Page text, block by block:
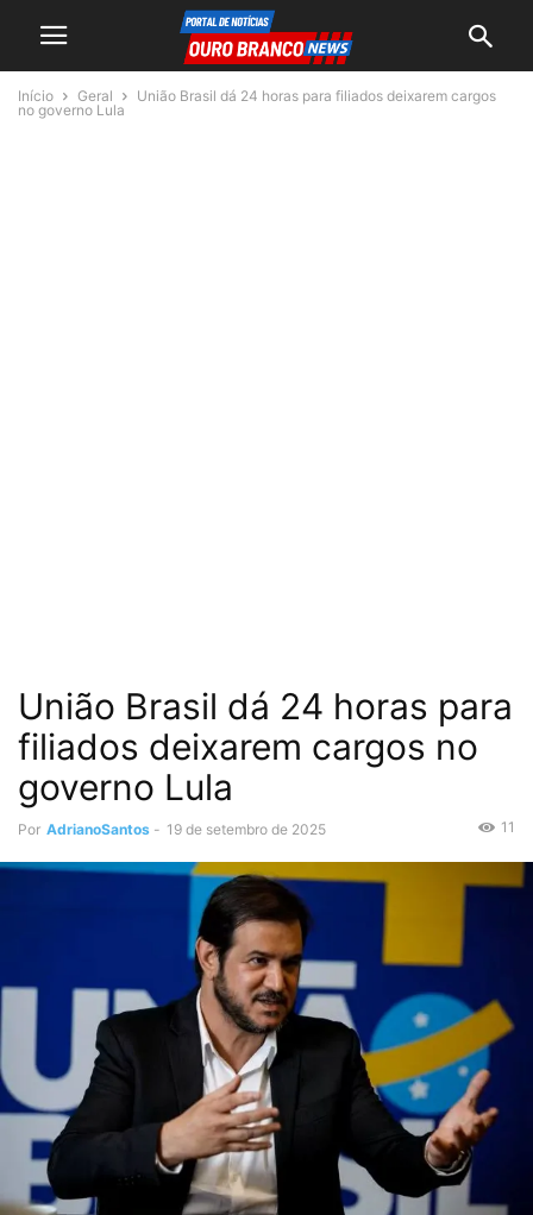
Início Geral
União Brasil dá 24 horas para filiados deixarem cargos
no governo Lula
União Brasil dá 24 horas para
filiados deixarem cargos no
governo Lula
Por AdrianoSantos - 19 de setembro de 2025 11